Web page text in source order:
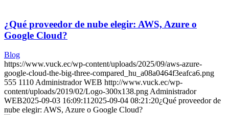
¿Qué proveedor de nube elegir: AWS, Azure o
Google Cloud?
Blog
https://www.vuck.ec/wp-content/uploads/2025/09/aws-azure-
google-cloud-the-big-three-compared_hu_a08a0464f3eafca6.png
555 1110 Administrador WEB http://www.vuck.ec/wp-
content/uploads/2019/02/Logo-300x138.png Administrador
WEB2025-09-03 16:09:11 2025-09-04 08:21:20¿Qué proveedor de
nube elegir: AWS, Azure o Google Cloud?